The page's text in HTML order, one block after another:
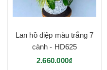
Lan hồ điệp màu trắng 7
cành - HD625
2.660.000₫